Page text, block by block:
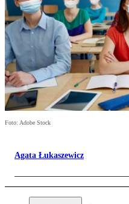
Foto: Adobe Stock
Agata Łukaszewicz